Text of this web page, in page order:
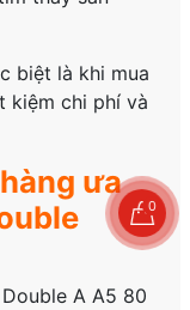
biệt là khi mua
kiệm chi phí và
ưa
A A5 80
0